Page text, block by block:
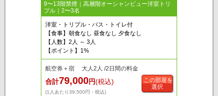
9〜13階禁煙｜高層階オーシャンビュー洋室トリ
プル｜2〜3名
洋室・トリプル・バス・トイレ付
【食事】朝食なし 昼食なし 夕食なし
【人数】2人 ～ 3人
【ポイント】1%
航空券＋宿 大人2人 /2日間の料金
合計79,000円(税込)
(1人あたり39,500円・税込)
この部屋を
選択